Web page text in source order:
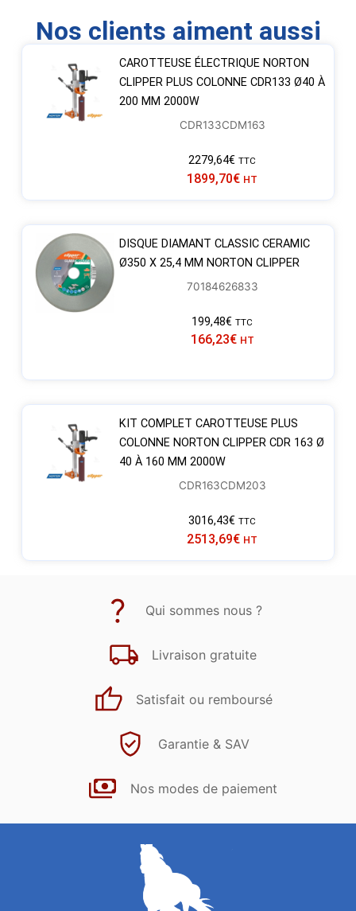
Nos clients aiment aussi
CAROTTEUSE ÉLECTRIQUE NORTON
CLIPPER PLUS COLONNE CDR133 Ø40 À
200 MM 2000W
CDR133CDM163
2279,64€ TTC
1899,70€ HT
DISQUE DIAMANT CLASSIC CERAMIC
Ø350 X 25,4 MM NORTON CLIPPER
70184626833
199,48€ TTC
166,23€ HT
KIT COMPLET CAROTTEUSE PLUS
COLONNE NORTON CLIPPER CDR 163 Ø
40 À 160 MM 2000W
CDR163CDM203
3016,43€ TTC
2513,69€ HT
Qui sommes nous ?
Livraison gratuite
Satisfait ou remboursé
Garantie & SAV
Nos modes de paiement